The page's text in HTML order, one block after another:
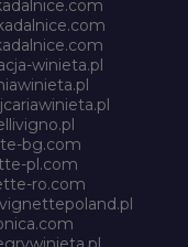
winieta.pl
bg.com
pl.com
ro.com
vignettepoland.pl